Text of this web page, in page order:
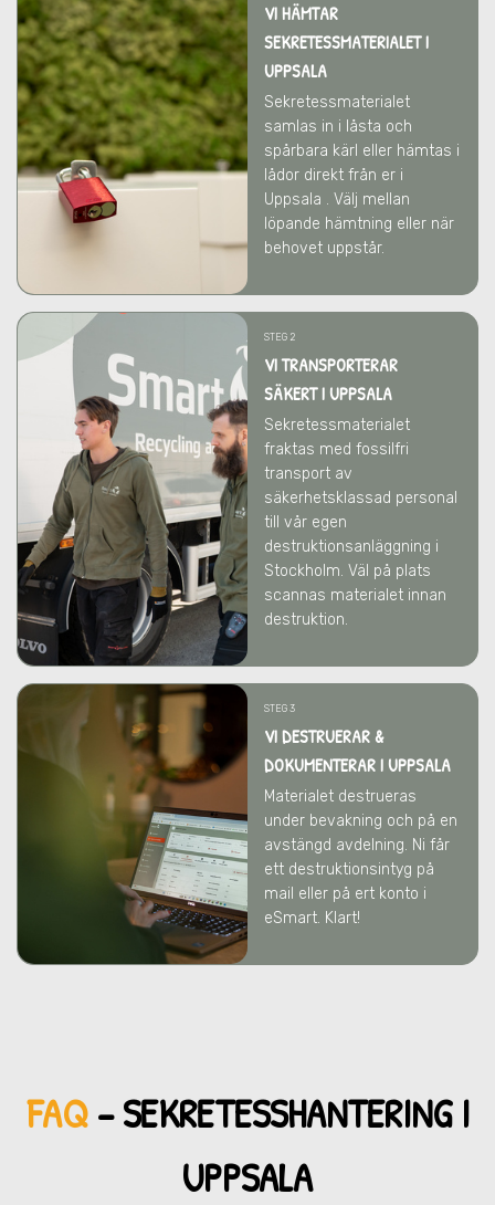
VI HÄMTAR
SEKRETESSMATERIALET I
UPPSALA
Sekretessmaterialet
samlas in i låsta och
spårbara kärl eller hämtas i
lådor direkt från er i
Uppsala . Välj mellan
löpande hämtning eller när
behovet uppstår.
STEG 2
VI TRANSPORTERAR
SÄKERT I UPPSALA
Sekretessmaterialet
fraktas med fossilfri
transport av
säkerhetsklassad personal
till vår egen
destruktionsanläggning i
Stockholm. Väl på plats
scannas materialet innan
destruktion.
STEG 3
VI DESTRUERAR &
DOKUMENTERAR I UPPSALA
Materialet destrueras
under bevakning och på en
avstängd avdelning. Ni får
ett destruktionsintyg på
mail eller på ert konto i
eSmart. Klart!
FAQ– SEKRETESSHANTERING I
UPPSALA